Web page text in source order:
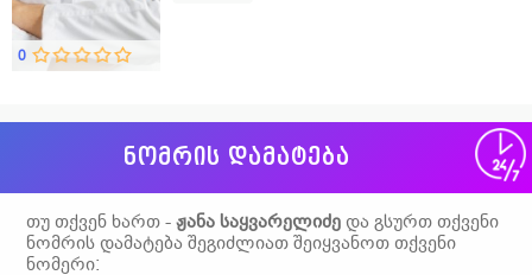
0
ნომრის დამატება
თუ თქვენ ხართ -ჟანა საყვარელიძედა გსურთ თქვენი
ნომრის დამატება შეგიძლიათ შეიყვანოთ თქვენი
ნომერი: